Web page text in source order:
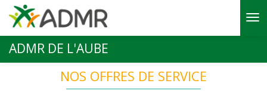
Aller au contenu principal
ADMR DE L'AUBE
NOS OFFRES DE SERVICE